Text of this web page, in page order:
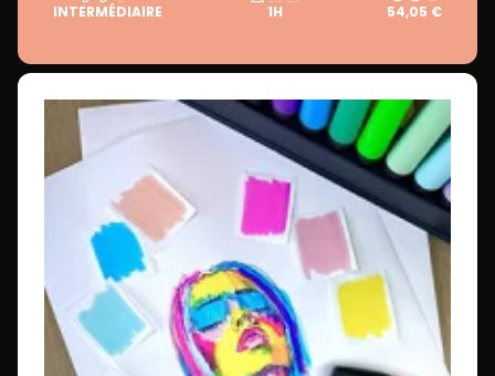
INTERMÉDIAIRE 1H 54,05 €